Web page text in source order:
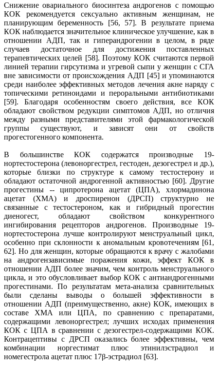
Снижение овариального биосинтеза андрогенов с помощью
КОК рекомендуется сексуально активным женщинам, не
планирующим беременность [56, 57]. В результате приема
КОК наблюдается значительное клиническое улучшение, как в
отношении АДП, так и гиперандрогении в целом, в ряде
случаев достаточное для достижения поставленных
терапевтических целей [58]. Поэтому КОК считаются первой
линией терапии гирсутизма и угревой сыпи у женщин с СГА
вне зависимости от происхождения АДП [45] и упоминаются
среди наиболее эффективных методов лечения акне наряду с
топическими ретиноидами и пероральными антибиотиками
[59]. Благодаря особенностям своего действия, все КОК
обладают свойством редукции симптомов АДП, но отличия
между разными представителями этой фармакологической
группы существуют, и зависят они от свойств
прогестогенного компонента.
В большинстве КОК содержатся производные 19-
нортестостерона (левоноргестрел, гестоден, дезогестрел и др.),
которые близки по структуре к самому тестостерону и
обладают остаточной андрогенной активностью [60]. Другие
прогестины -- ципротерона ацетат (ЦПА), хлормадинона
ацетат (ХМА) и дроспиренон (ДРСП) структурно не
связанные с тестостероном, как и гибридный прогестин
диеногест, обладают свойством конкурентного
ингибирования рецепторов андрогенов. Производные 19-
нортестостерона лучше контролируют менструальный цикл,
особенно при склонности к аномальным кровотечениям [61,
62]. Но для женщин, которые обращаются к врачу с жалобами
на андрогензависимые поражения кожи, эффект КОК в
отношении АДП более значим, чем контроль менструального
цикла, и это обусловливает выбор КОК с антиандрогенными
прогестинами. По результатам мета-анализа сравнительных
были сделаны выводы о большей эффективности в
отношении АДП (преимущественно, акне) КОК, имеющих в
составе ХМА или ЦПА, по сравнению с препаратами,
содержащими левоноргестрел; лучших исходах применения
КОК с ЦПА в сравнении с дезогестрел-содержащими КОК.
Контрацептивы с ДРСП оказались более эффективны, чем
комбинации норгестимат плюс этинилэстрадиол и
номегестрола ацетат плюс 17β-эстрадиол [63].